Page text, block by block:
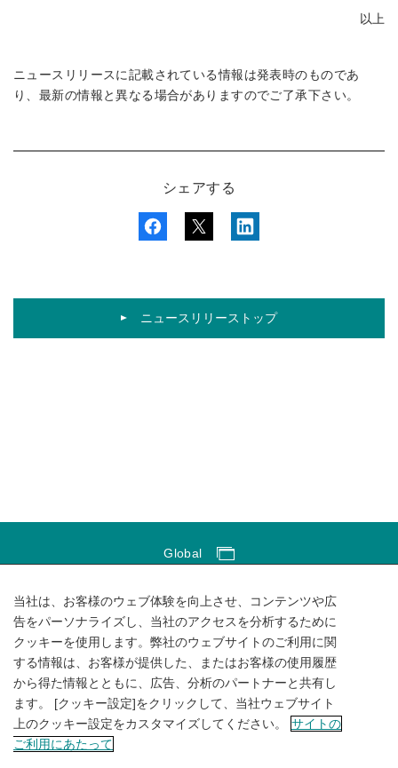
以上
ニュースリリースに記載されている情報は発表時のものであ
り、最新の情報と異なる場合がありますのでご了承下さい。
シェアする
ニュースリリーストップ
Global
サイトのご利用にあたって
ソーシャルメディアポリシー
個人情報保護方針
サイトマップ
当社は、お客様のウェブ体験を向上させ、コンテンツや広
告をパーソナライズし、当社のアクセスを分析するために
クッキーを使用します。弊社のウェブサイトのご利用に関
する情報は、お客様が提供した、またはお客様の使用履歴
から得た情報とともに、広告、分析のパートナーと共有し
ます。 [クッキー設定]をクリックして、当社ウェブサイト
上のクッキー設定をカスタマイズしてください。
サイトの
ご利用にあたって